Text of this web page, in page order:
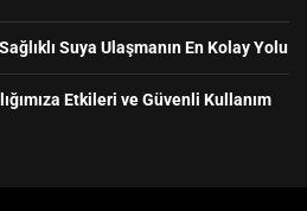
Suya Ulaşmanın En Kolay Yolu
Etkileri ve Güvenli Kullanım